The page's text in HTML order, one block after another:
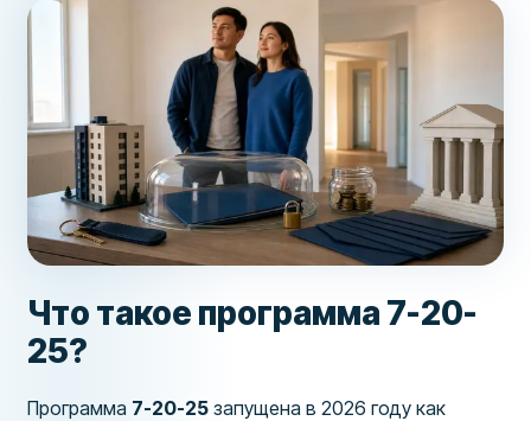
Что такое программа 7-20-
25?
Программа 7-20-25 запущена в 2026 году как